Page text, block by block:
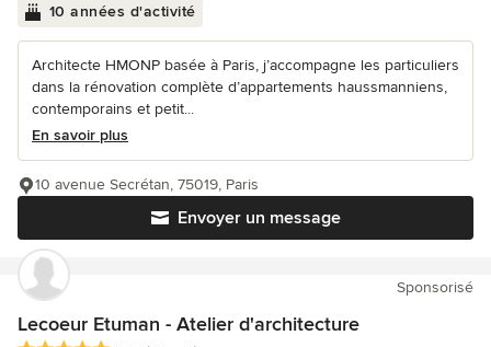
10 années d'activité
Architecte HMONP basée à Paris, j’accompagne les particuliers
dans la rénovation complète d’appartements haussmanniens,
contemporains et petit...
En savoir plus
Envoyer un message
10 avenue Secrétan, 75019, Paris
Sponsorisé
Lecoeur Etuman - Atelier d'architecture